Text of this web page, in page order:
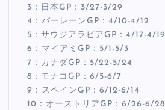
3：日本GP：3/27-3/29
4：バーレーンGP：4/10-4/12
5：サウジアラビアGP：4/17-4/19
6：マイアミGP：5/1-5/3
7：カナダGP：5/22-5/24
8：モナコGP：6/5-6/7
9：スペインGP：6/12-6/14
10：オーストリアGP：6/26-6/28